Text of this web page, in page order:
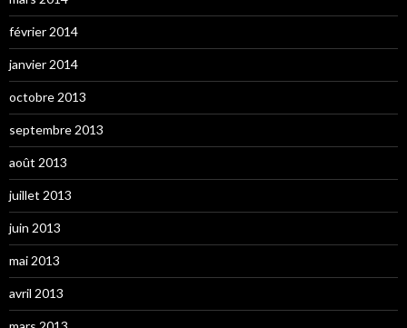
février 2014
janvier 2014
octobre 2013
septembre 2013
août 2013
juillet 2013
juin 2013
mai 2013
avril 2013